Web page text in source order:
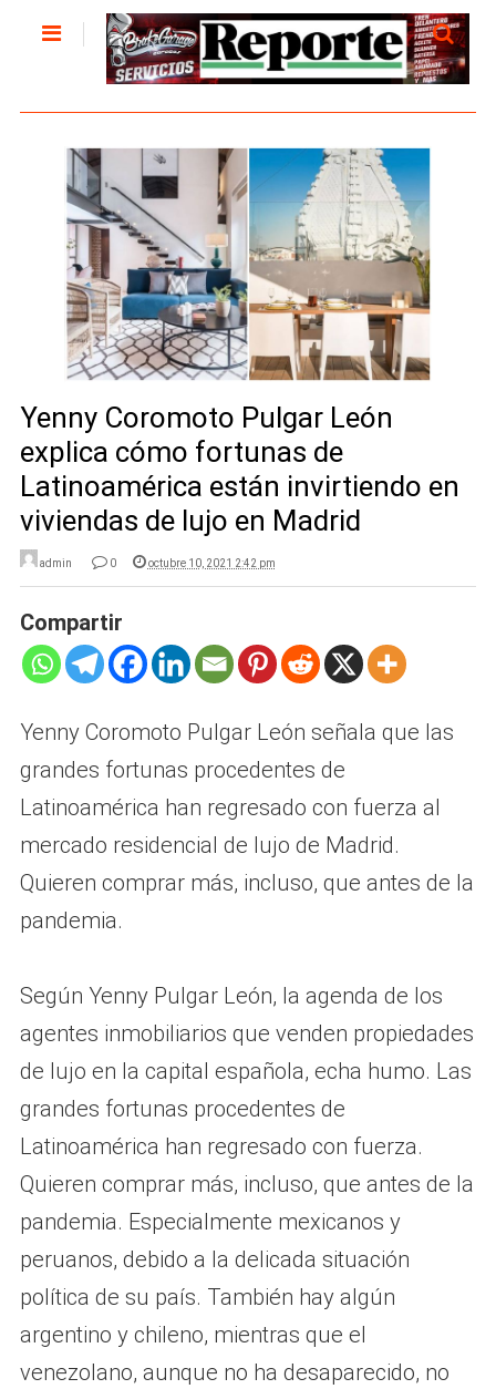
Yenny Coromoto Pulgar León
explica cómo fortunas de
Latinoamérica están invirtiendo en
viviendas de lujo en Madrid
admin 0 octubre 10, 2021 2:42 pm
Compartir
Yenny Coromoto Pulgar León señala que las
grandes fortunas procedentes de
Latinoamérica han regresado con fuerza al
mercado residencial de lujo de Madrid.
Quieren comprar más, incluso, que antes de la
pandemia.
Según Yenny Pulgar León, la agenda de los
agentes inmobiliarios que venden propiedades
de lujo en la capital española, echa humo. Las
grandes fortunas procedentes de
Latinoamérica han regresado con fuerza.
Quieren comprar más, incluso, que antes de la
pandemia. Especialmente mexicanos y
peruanos, debido a la delicada situación
política de su país. También hay algún
argentino y chileno, mientras que el
venezolano, aunque no ha desaparecido, no